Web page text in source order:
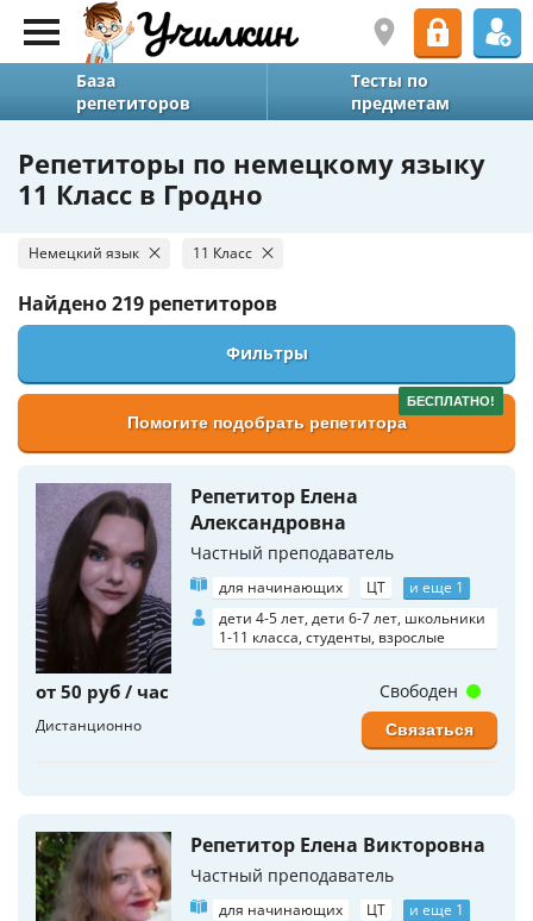
База
репетиторов
Тесты по
предметам
Репетиторы по немецкому языку
11 Класс в Гродно
Немецкий язык 11 Класс
Найдено219 репетиторов
Фильтры
БЕСПЛАТНО!
Помогите подобрать репетитора
Репетитор Елена
Александровна
Частный преподаватель
для начинающих ЦТ
и еще 1
дети 4-5 лет, дети 6-7 лет, школьники
1-11 класса, студенты, взрослые
от 50 руб / час
Дистанционно
Свободен
Связаться
Репетитор Елена Викторовна
Частный преподаватель
для начинающих ЦТ
и еще 1